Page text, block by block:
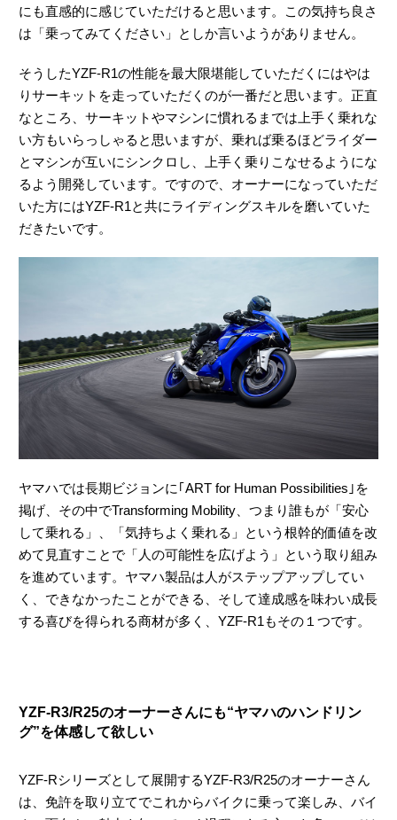
にも直感的に感じていただけると思います。この気持ち良さ
は「乗ってみてください」としか言いようがありません。
そうしたYZF-R1の性能を最大限堪能していただくにはやは
りサーキットを走っていただくのが一番だと思います。正直
なところ、サーキットやマシンに慣れるまでは上手く乗れな
い方もいらっしゃると思いますが、乗れば乗るほどライダー
とマシンが互いにシンクロし、上手く乗りこなせるようにな
るよう開発しています。ですので、オーナーになっていただ
いた方にはYZF-R1と共にライディングスキルを磨いていた
だきたいです。
ヤマハでは長期ビジョンに｢ART for Human Possibilities｣を
掲げ、その中でTransforming Mobility、つまり誰もが「安心
して乗れる」、「気持ちよく乗れる」という根幹的価値を改
めて見直すことで「人の可能性を広げよう」という取り組み
を進めています。ヤマハ製品は人がステップアップしてい
く、できなかったことができる、そして達成感を味わい成長
する喜びを得られる商材が多く、YZF-R1もその１つです。
YZF-R3/R25のオーナーさんにも“ヤマハのハンドリン
グ”を体感して欲しい
YZF-Rシリーズとして展開するYZF-R3/R25のオーナーさん
は、免許を取り立てでこれからバイクに乗って楽しみ、バイ